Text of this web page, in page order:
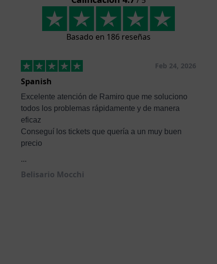
Basado en 186 reseñas
Feb 24, 2026
Spanish
Excelente atención de Ramiro que me soluciono
todos los problemas rápidamente y de manera
eficaz
Conseguí los tickets que quería a un muy buen
precio
...
Belisario Mocchi